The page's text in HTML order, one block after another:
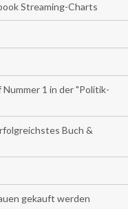
Streaming-Charts
1 in der "Politik-
Buch &
gekauft werden